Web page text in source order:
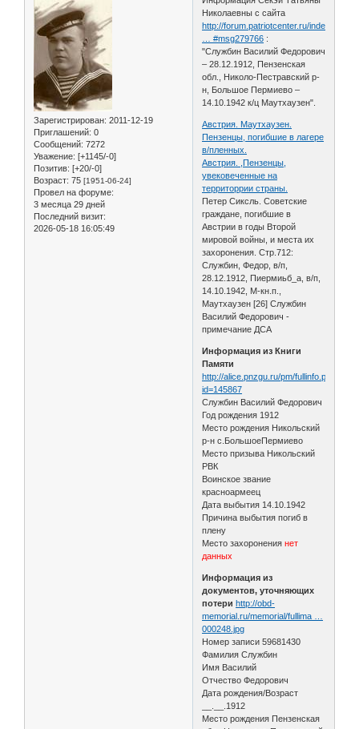
Зарегистрирован: 2011-12-19
Приглашений: 0
Сообщений: 7272
Уважение: [+1145/-0]
Позитив: [+20/-0]
Возраст: 75 [1951-06-24]
Провел на форуме:
3 месяца 29 дней
Последний визит:
2026-05-18 16:05:49
Николаевны с сайта
http://forum.patriotcenter.ru/index.php
… #msg279766 :
"Службин Василий Федорович
– 28.12.1912, Пензенская
обл., Николо-Пестравский р-
н, Большое Пермиево –
14.10.1942 к/ц Маутхаузен".
Австрия. Маутхаузен.
Пензенцы, погибшие в лагере
в/пленных.
Австрия. ,Пензенцы,
увековеченные на
территоррии страны.
Петер Сиксль. Советские
граждане, погибшие в
Австрии в годы Второй
мировой войны, и места их
захоронения. Стр.712:
Службин, Федор, в/п,
28.12.1912, Пиермиьб_а, в/п,
14.10.1942, М-кн.п.,
Маутхаузен [26] Службин
Василий Федорович -
примечание ДСА
Информация из Книги
Памяти
http://alice.pnzgu.ru/pm/fullinfo.php?
id=145867
Службин Василий Федорович
Год рождения 1912
Место рождения Никольский
р-н с.БольшоеПермиево
Место призыва Никольский
РВК
Воинское звание
красноармеец
Дата выбытия 14.10.1942
Причина выбытия погиб в
плену
Место захоронениянет
данных
Информация из
документов, уточняющих
потери http://obd-
memorial.ru/memorial/fullima …
000248.jpg
Номер записи 59681430
Фамилия Службин
Имя Василий
Отчество Федорович
Дата рождения/Возраст
__.__.1912
Место рождения Пензенская